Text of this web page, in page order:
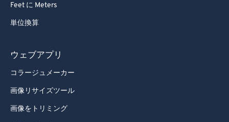
Feet に Meters
単位換算
ウェブアプリ
コラージュメーカー
画像リサイズツール
画像をトリミング